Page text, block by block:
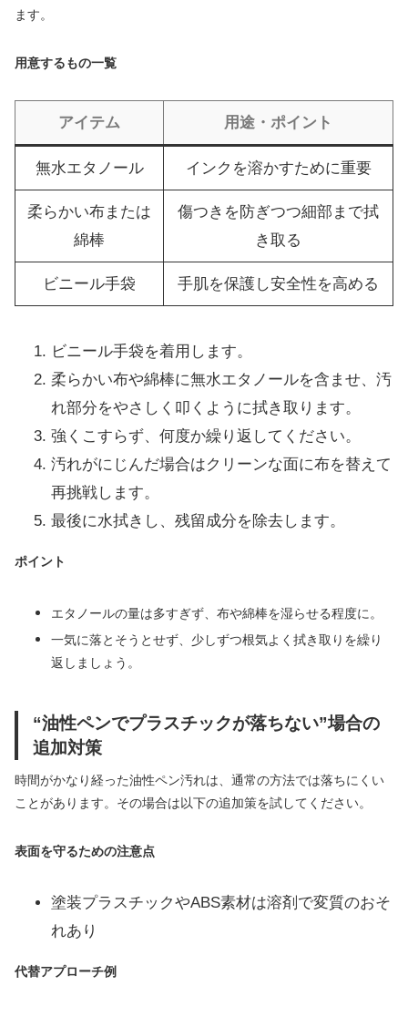
ます。
用意するもの一覧
アイテム 用途・ポイント
無水エタノール インクを溶かすために重要
柔らかい布または
綿棒
傷つきを防ぎつつ細部まで拭
き取る
ビニール手袋 手肌を保護し安全性を高める
ビニール手袋を着用します。
柔らかい布や綿棒に無水エタノールを含ませ、汚
れ部分をやさしく叩くように拭き取ります。
強くこすらず、何度か繰り返してください。
汚れがにじんだ場合はクリーンな面に布を替えて
再挑戦します。
最後に水拭きし、残留成分を除去します。
ポイント
エタノールの量は多すぎず、布や綿棒を湿らせる程度に。
一気に落とそうとせず、少しずつ根気よく拭き取りを繰り
返しましょう。
“油性ペンでプラスチックが落ちない”場合の
追加対策
時間がかなり経った油性ペン汚れは、通常の方法では落ちにくい
ことがあります。その場合は以下の追加策を試してください。
表面を守るための注意点
塗装プラスチックやABS素材は溶剤で変質のおそ
れあり
代替アプローチ例